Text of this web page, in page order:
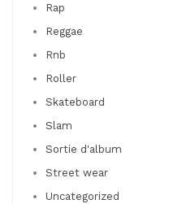
Rap
Reggae
Rnb
Roller
Skateboard
Slam
Sortie d'album
Street wear
Uncategorized